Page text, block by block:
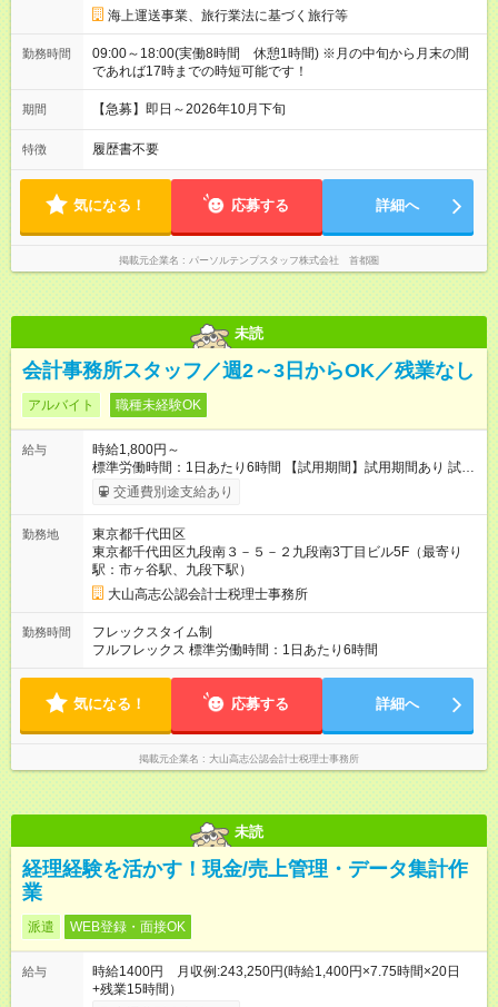
海上運送事業、旅行業法に基づく旅行等
勤務時間
09:00～18:00(実働8時間 休憩1時間) ※月の中旬から月末の間
であれば17時までの時短可能です！
期間 【急募】即日～2026年10月下旬
特徴 履歴書不要
気になる！ 応募する 詳細へ
掲載元企業名 パーソルテンプスタッフ株式会社 首都圏
未読
会計事務所スタッフ／週2～3日からOK／残業なし
アルバイト 職種未経験OK
給与
時給1,800円～
標準労働時間：1日あたり6時間 【試用期間】試用期間あり 試用
期間の長さ：3ヶ月 雇用形態、給与は本採用時と同じです。
交通費別途支給あり
勤務地
東京都千代田区
東京都千代田区九段南３－５－２九段南3丁目ビル5F（最寄り
駅：市ヶ谷駅、九段下駅）
大山高志公認会計士税理士事務所
勤務時間
フレックスタイム制
フルフレックス 標準労働時間：1日あたり6時間
気になる！ 応募する 詳細へ
掲載元企業名 大山高志公認会計士税理士事務所
未読
経理経験を活かす！現金/売上管理・データ集計作
業
派遣 WEB登録・面接OK
給与
時給1400円 月収例:243,250円(時給1,400円×7.75時間×20日
+残業15時間）